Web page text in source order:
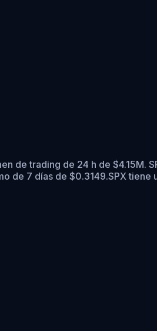
de trading de 24 h de $4.15M.
de 7 días de $0.3149.SPX tiene